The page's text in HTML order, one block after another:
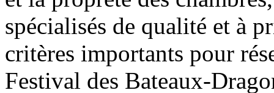
spécialisés de qualité et à
critères importants pour
Festival des Bateaux-